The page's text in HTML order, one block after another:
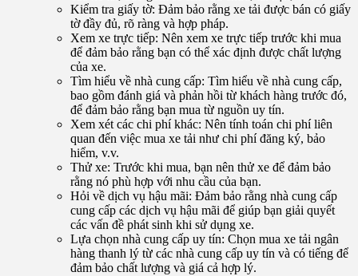
Kiểm tra giấy tờ: Đảm bảo rằng xe tải được bán có giấy
tờ đầy đủ, rõ ràng và hợp pháp.
Xem xe trực tiếp: Nên xem xe trực tiếp trước khi mua
để đảm bảo rằng bạn có thể xác định được chất lượng
của xe.
Tìm hiểu về nhà cung cấp: Tìm hiểu về nhà cung cấp,
bao gồm đánh giá và phản hồi từ khách hàng trước đó,
để đảm bảo rằng bạn mua từ nguồn uy tín.
Xem xét các chi phí khác: Nên tính toán chi phí liên
quan đến việc mua xe tải như chi phí đăng ký, bảo
hiểm, v.v.
Thử xe: Trước khi mua, bạn nên thử xe để đảm bảo
rằng nó phù hợp với nhu cầu của bạn.
Hỏi về dịch vụ hậu mãi: Đảm bảo rằng nhà cung cấp
cung cấp các dịch vụ hậu mãi để giúp bạn giải quyết
các vấn đề phát sinh khi sử dụng xe.
Lựa chọn nhà cung cấp uy tín: Chọn mua xe tải ngân
hàng thanh lý từ các nhà cung cấp uy tín và có tiếng để
đảm bảo chất lượng và giá cả hợp lý.